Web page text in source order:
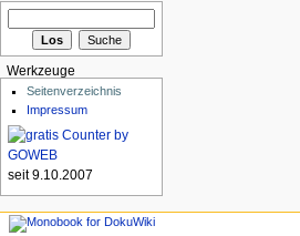
Werkzeuge
Seitenverzeichnis
Impressum
seit 9.10.2007